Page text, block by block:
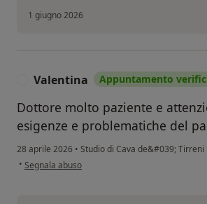
1 giugno 2026
Valentina Appuntamento
Dottore molto paziente e
esigenze e problematiche del
28 aprile 2026 • Studio di Cava de&#039; Tirreni
• secondo l'opinione dell'utente Valentina
Segnala abuso